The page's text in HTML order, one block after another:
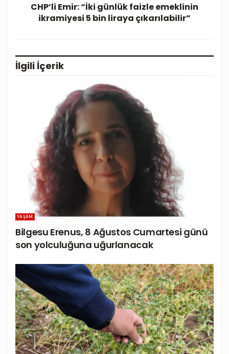
CHP’li Emir: “İki günlük faizle emeklinin
ikramiyesi 5 bin liraya çıkarılabilir”
İlgili İçerik
YAŞAM
Bilgesu Erenus, 8 Ağustos Cumartesi günü
son yolculuğuna uğurlanacak